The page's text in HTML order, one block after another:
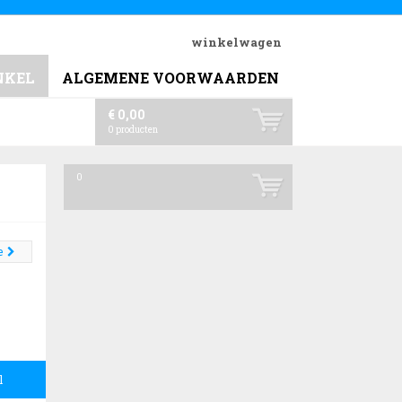
winkelwagen
ALGEMENE VOORWAARDEN
€ 0,00
0 producten
0